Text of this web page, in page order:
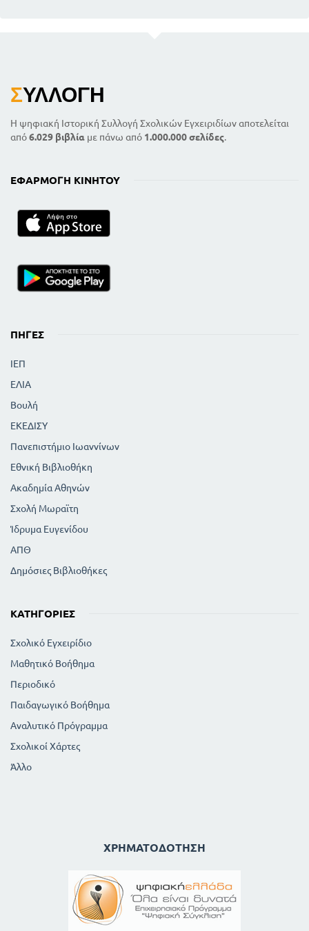
ΣΥΛΛΟΓΉ
Η ψηφιακή Ιστορική Συλλογή Σχολικών Εγχειριδίων αποτελείται
από6.029 βιβλία με πάνω από 1.000.000 σελίδες.
ΕΦΑΡΜΟΓΉ ΚΙΝΗΤΟΎ
ΠΗΓΈΣ
ΙΕΠ
ΕΛΙΑ
Βουλή
ΕΚΕΔΙΣΥ
Πανεπιστήμιο Ιωαννίνων
Εθνική Βιβλιοθήκη
Ακαδημία Αθηνών
Σχολή Μωραϊτη
Ίδρυμα Ευγενίδου
ΑΠΘ
Δημόσιες Βιβλιοθήκες
ΚΑΤΗΓΟΡΊΕΣ
Σχολικό Εγχειρίδιο
Μαθητικό Βοήθημα
Περιοδικό
Παιδαγωγικό Βοήθημα
Αναλυτικό Πρόγραμμα
Σχολικοί Χάρτες
Άλλο
ΧΡΗΜΑΤΟΔΌΤΗΣΗ